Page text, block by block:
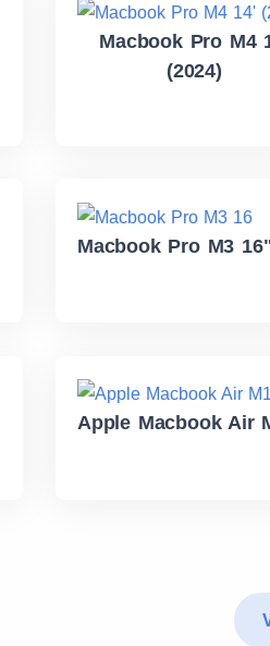
Macbook Pro M4
(2024)
Macbook Pro M3
Apple Macbook Air